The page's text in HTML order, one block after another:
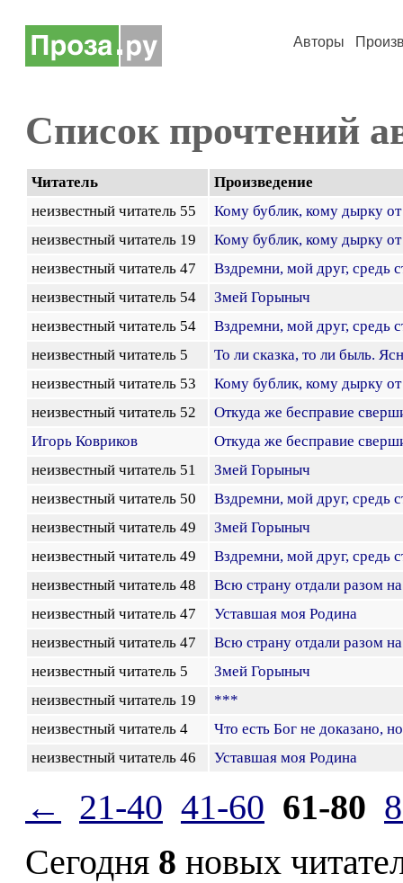
Авторы
Список прочтений
Читатель
Произведение
неизвестный читатель 55
Кому бублик, кому дырку
неизвестный читатель 19
Кому бублик, кому дырку
неизвестный читатель 47
Вздремни, мой друг, средь
неизвестный читатель 54
Змей Горыныч
неизвестный читатель 54
Вздремни, мой друг, средь
неизвестный читатель 5
То ли сказка, то ли быль.
неизвестный читатель 53
Кому бублик, кому дырку
неизвестный читатель 52
Откуда же бесправие
Игорь Ковриков
Откуда же бесправие
неизвестный читатель 51
Змей Горыныч
неизвестный читатель 50
Вздремни, мой друг, средь
неизвестный читатель 49
Змей Горыныч
неизвестный читатель 49
Вздремни, мой друг, средь
неизвестный читатель 48
Всю страну отдали разом
неизвестный читатель 47
Уставшая моя Родина
неизвестный читатель 47
Всю страну отдали разом
неизвестный читатель 5
Змей Горыныч
неизвестный читатель 19
***
неизвестный читатель 4
Что есть Бог не доказано,
неизвестный читатель 46
Уставшая моя Родина
← 21-40 41-60 61-80
Сегодня 8 новых